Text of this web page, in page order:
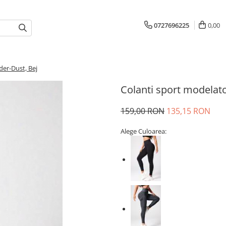
0727696225 0,00
Dust, Bej
Colanti sport
159,00 RON 135,15 RON
Alege Culoarea: